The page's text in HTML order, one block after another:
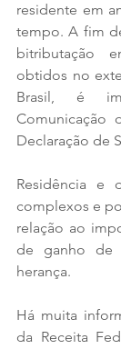
residente em
tempo. A fim
bitributação
obtidos no
Brasil, é
Comunicação
Declaração de
Residência e
complexos e
relação ao
de ganho de
herança.
Há muita
da Receita